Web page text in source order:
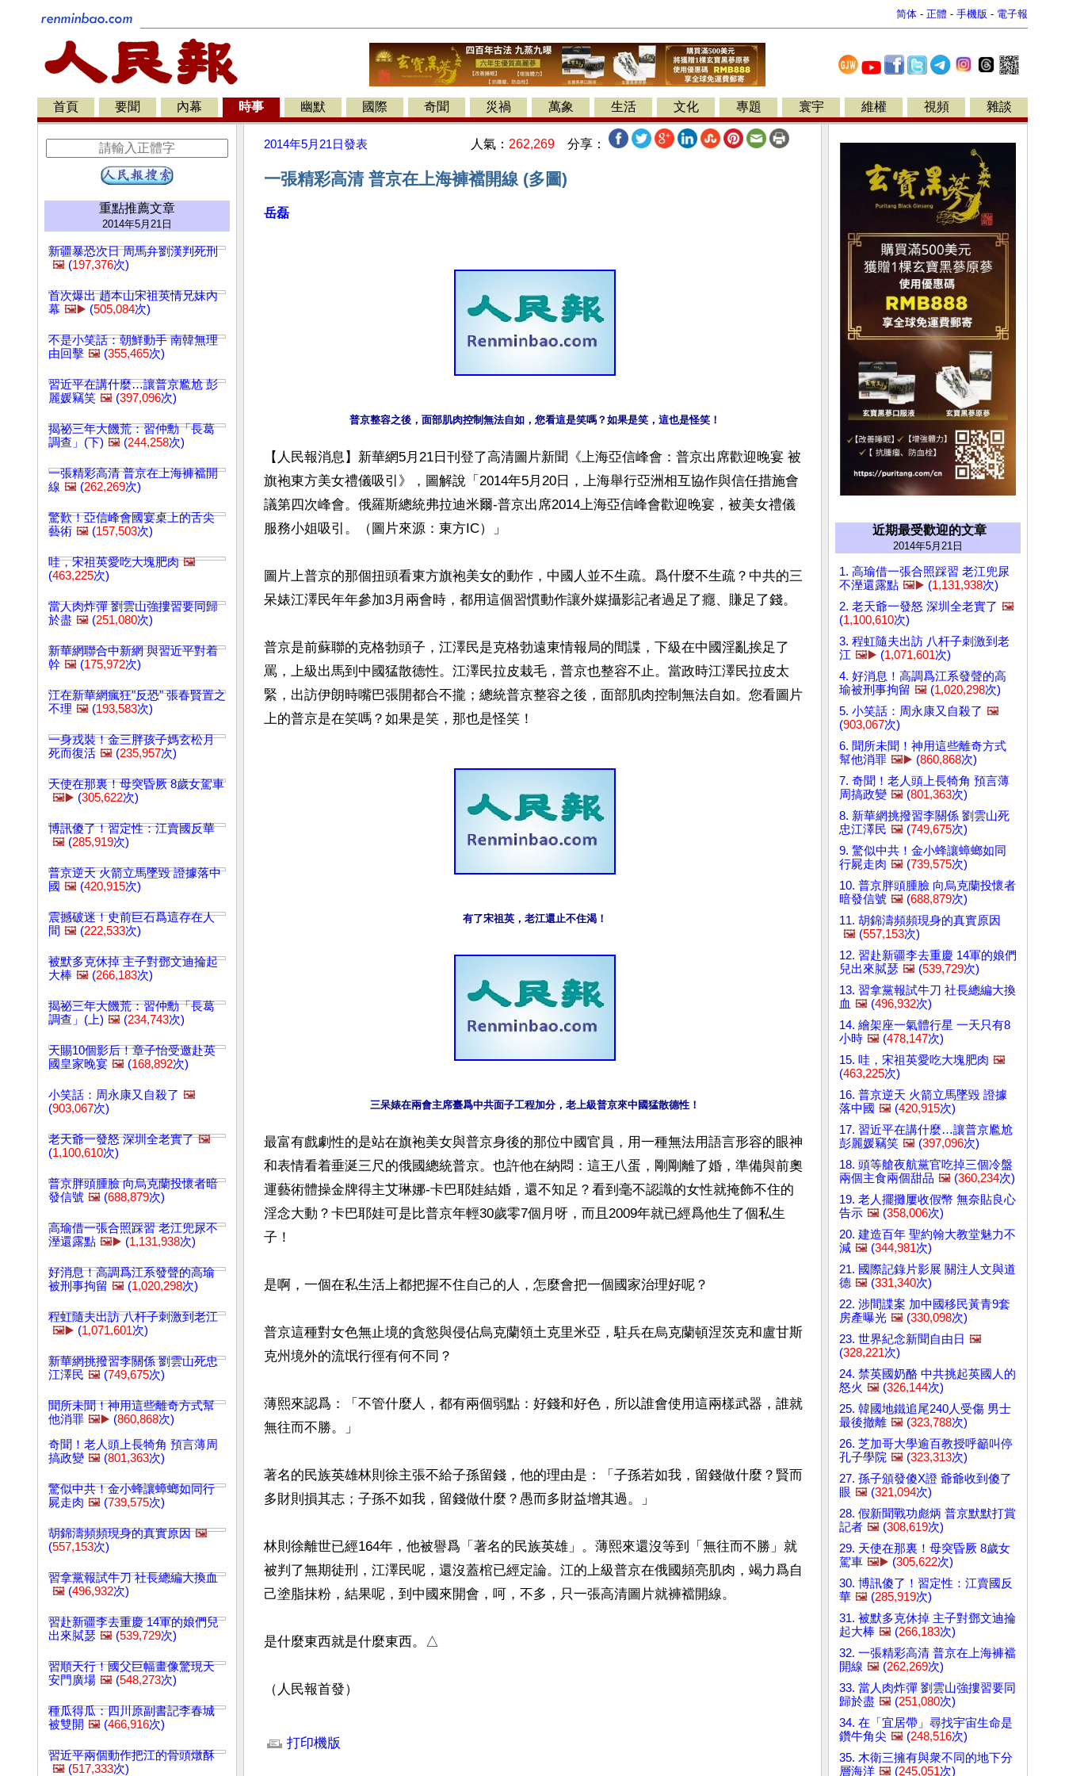
简体 - 正體 - 手機版 - 電子報
首頁 要聞 內幕 時事 幽默 國際 奇聞 災禍 萬象 生活 文化 專題 寰宇 維權 視頻 雜談
重點推薦文章
2014年5月21日
新疆暴恐次日 周馬弁劉漢判死刑
🖼️ (197,376次)
首次爆出 趙本山宋祖英情兄妹內
幕 🖼️▶️ (505,084次)
不是小笑話：朝鮮動手 南韓無理
由回擊 🖼️ (355,465次)
習近平在講什麼…讓普京尷尬 彭
麗媛竊笑 🖼️ (397,096次)
揭祕三年大饑荒：習仲勳「長葛
調查」(下) 🖼️ (244,258次)
一張精彩高清 普京在上海褲襠開
線 🖼️ (262,269次)
驚歎！亞信峰會國宴桌上的舌尖
藝術 🖼️ (157,503次)
哇，宋祖英愛吃大塊肥肉 🖼️
(463,225次)
當人肉炸彈 劉雲山強摟習要同歸
於盡 🖼️ (251,080次)
新華網聯合中新網 與習近平對着
幹 🖼️ (175,972次)
江在新華網瘋狂"反恐" 張春賢置之
不理 🖼️ (193,583次)
一身戎裝！金三胖孩子媽玄松月
死而復活 🖼️ (235,957次)
天使在那裏！母突昏厥 8歲女駕車
🖼️▶️ (305,622次)
博訊傻了！習定性：江賣國反華
🖼️ (285,919次)
普京逆天 火箭立馬墜毀 證據落中
國 🖼️ (420,915次)
震撼破迷！史前巨石爲這存在人
間 🖼️ (222,533次)
被默多克休掉 主子對鄧文迪掄起
大棒 🖼️ (266,183次)
揭祕三年大饑荒：習仲勳「長葛
調查」(上) 🖼️ (234,743次)
天賜10個影后！章子怡受邀赴英
國皇家晚宴 🖼️ (168,892次)
小笑話：周永康又自殺了 🖼️
(903,067次)
老天爺一發怒 深圳全老實了 🖼️
(1,100,610次)
普京胖頭腫臉 向烏克蘭投懷者暗
發信號 🖼️ (688,879次)
高瑜借一張合照踩習 老江兜尿不
溼還露點 🖼️▶️ (1,131,938次)
好消息！高調爲江系發聲的高瑜
被刑事拘留 🖼️ (1,020,298次)
程虹隨夫出訪 八杆子刺激到老江
🖼️▶️ (1,071,601次)
新華網挑撥習李關係 劉雲山死忠
江澤民 🖼️ (749,675次)
聞所未聞！神用這些離奇方式幫
他消罪 🖼️▶️ (860,868次)
奇聞！老人頭上長犄角 預言薄周
搞政變 🖼️ (801,363次)
驚似中共！金小蜂讓蟑螂如同行
屍走肉 🖼️ (739,575次)
胡錦濤頻頻現身的真實原因 🖼️
(557,153次)
習拿黨報試牛刀 社長總編大換血
🖼️ (496,932次)
習赴新疆李去重慶 14軍的娘們兒
出來脦瑟 🖼️ (539,729次)
習順天行！國父巨幅畫像驚現天
安門廣場 🖼️ (548,273次)
種瓜得瓜：四川原副書記李春城
被雙開 🖼️ (466,916次)
習近平兩個動作把江的骨頭燉酥
🖼️ (517,333次)
2014年5月21日發表 人氣： 262,269 分享：
一張精彩高清 普京在上海褲襠開線 (多圖)
岳磊
普京整容之後，面部肌肉控制無法自如，您看這是笑嗎？如果是笑，這也是怪笑！
【人民報消息】新華網5月21日刊登了高清圖片新聞《上海亞信峰會：普京出席歡迎晚宴 被
旗袍東方美女禮儀吸引》，圖解說「2014年5月20日，上海舉行亞洲相互協作與信任措施會
議第四次峰會。俄羅斯總統弗拉迪米爾-普京出席2014上海亞信峰會歡迎晚宴，被美女禮儀
服務小姐吸引。（圖片來源：東方IC）」
圖片上普京的那個扭頭看東方旗袍美女的動作，中國人並不生疏。爲什麼不生疏？中共的三
呆婊江澤民年年參加3月兩會時，都用這個習慣動作讓外媒攝影記者過足了癮、賺足了錢。
普京是前蘇聯的克格勃頭子，江澤民是克格勃遠東情報局的間諜，下級在中國淫亂挨足了
罵，上級出馬到中國猛散德性。江澤民拉皮栽毛，普京也整容不止。當政時江澤民拉皮太
緊，出訪伊朗時嘴巴張開都合不攏；總統普京整容之後，面部肌肉控制無法自如。您看圖片
有了宋祖英，老江還止不住渴！
三呆婊在兩會主席臺爲中共面子工程加分，老上級普京來中國猛散德性！
最富有戲劇性的是站在旗袍美女與普京身後的那位中國官員，用一種無法用語言形容的眼神
和表情看着垂涎三尺的俄國總統普京。也許他在納悶：這王八蛋，剛剛離了婚，準備與前奧
運藝術體操金牌得主艾琳娜-卡巴耶娃結婚，還不知足？看到毫不認識的女性就掩飾不住的
淫念大動？卡巴耶娃可是比普京年輕30歲零7個月呀，而且2009年就已經爲他生了個私生
子！
是啊，一個在私生活上都把握不住自己的人，怎麼會把一個國家治理好呢？
普京這種對女色無止境的貪慾與侵佔烏克蘭領土克里米亞，駐兵在烏克蘭頓涅茨克和盧甘斯
克州境外的流氓行徑有何不同？
薄熙來認爲：「不管什麼人，都有兩個弱點：好錢和好色，所以誰會使用這兩樣武器，誰就
無往而不勝。」
著名的民族英雄林則徐主張不給子孫留錢，他的理由是：「子孫若如我，留錢做什麼？賢而
多財則損其志；子孫不如我，留錢做什麼？愚而多財益增其過。」
林則徐離世已經164年，他被譽爲「著名的民族英雄」。薄熙來還沒等到「無往而不勝」就
被判了無期徒刑，江澤民呢，還沒蓋棺已經定論。江的上級普京在俄國頻亮肌肉，竭力爲自
己塗脂抹粉，結果呢，到中國來開會，呵，不多，只一張高清圖片就褲襠開線。
是什麼東西就是什麼東西。△
（人民報首發）
打印機版
近期最受歡迎的文章
2014年5月21日
1. 高瑜借一張合照踩習 老江兜尿
不溼還露點 🖼️▶️ (1,131,938次)
2. 老天爺一發怒 深圳全老實了 🖼️
(1,100,610次)
3. 程虹隨夫出訪 八杆子刺激到老
江 🖼️▶️ (1,071,601次)
4. 好消息！高調爲江系發聲的高
瑜被刑事拘留 🖼️ (1,020,298次)
5. 小笑話：周永康又自殺了 🖼️
(903,067次)
6. 聞所未聞！神用這些離奇方式
幫他消罪 🖼️▶️ (860,868次)
7. 奇聞！老人頭上長犄角 預言薄
周搞政變 🖼️ (801,363次)
8. 新華網挑撥習李關係 劉雲山死
忠江澤民 🖼️ (749,675次)
9. 驚似中共！金小蜂讓蟑螂如同
行屍走肉 🖼️ (739,575次)
10. 普京胖頭腫臉 向烏克蘭投懷者
暗發信號 🖼️ (688,879次)
11. 胡錦濤頻頻現身的真實原因
🖼️ (557,153次)
12. 習赴新疆李去重慶 14軍的娘們
兒出來脦瑟 🖼️ (539,729次)
13. 習拿黨報試牛刀 社長總編大換
血 🖼️ (496,932次)
14. 繪架座一氣體行星 一天只有8
小時 🖼️ (478,147次)
15. 哇，宋祖英愛吃大塊肥肉 🖼️
(463,225次)
16. 普京逆天 火箭立馬墜毀 證據
落中國 🖼️ (420,915次)
17. 習近平在講什麼…讓普京尷尬
彭麗媛竊笑 🖼️ (397,096次)
18. 頭等艙夜航黨官吃掉三個冷盤
兩個主食兩個甜品 🖼️ (360,234次)
19. 老人擺攤屢收假幣 無奈貼良心
告示 🖼️ (358,006次)
20. 建造百年 聖約翰大教堂魅力不
減 🖼️ (344,981次)
21. 國際記錄片影展 關注人文與道
德 🖼️ (331,340次)
22. 涉間諜案 加中國移民黃青9套
房產曝光 🖼️ (330,098次)
23. 世界紀念新聞自由日 🖼️
(328,221次)
24. 禁英國奶酪 中共挑起英國人的
怒火 🖼️ (326,144次)
25. 韓國地鐵追尾240人受傷 男士
最後撤離 🖼️ (323,788次)
26. 芝加哥大學逾百教授呼籲叫停
孔子學院 🖼️ (323,313次)
27. 孫子頒發傻X證 爺爺收到傻了
眼 🖼️ (321,094次)
28. 假新聞戰功彪炳 普京默默打賞
記者 🖼️ (308,619次)
29. 天使在那裏！母突昏厥 8歲女
駕車 🖼️▶️ (305,622次)
30. 博訊傻了！習定性：江賣國反
華 🖼️ (285,919次)
31. 被默多克休掉 主子對鄧文迪掄
起大棒 🖼️ (266,183次)
32. 一張精彩高清 普京在上海褲襠
開線 🖼️ (262,269次)
33. 當人肉炸彈 劉雲山強摟習要同
歸於盡 🖼️ (251,080次)
34. 在「宜居帶」尋找宇宙生命是
鑽牛角尖 🖼️ (248,516次)
35. 木衛三擁有與衆不同的地下分
層海洋 🖼️ (245,051次)